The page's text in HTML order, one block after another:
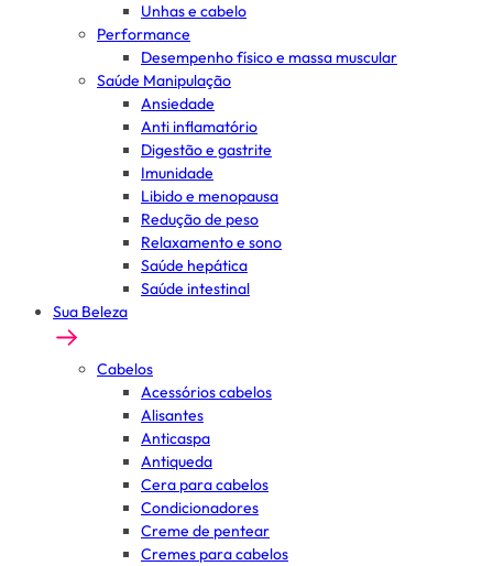
Unhas e cabelo
Performance
Desempenho físico e massa muscular
Saúde Manipulação
Ansiedade
Anti inflamatório
Digestão e gastrite
Imunidade
Libido e menopausa
Redução de peso
Relaxamento e sono
Saúde hepática
Saúde intestinal
Sua Beleza
Cabelos
Acessórios cabelos
Alisantes
Anticaspa
Antiqueda
Cera para cabelos
Condicionadores
Creme de pentear
Cremes para cabelos